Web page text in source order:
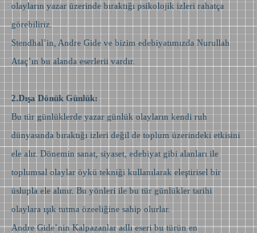
olayların yazar üzerinde bıraktığı psikolojik izleri rahatça
görebiliriz.
Stendhal’in, Andre Gide ve bizim edebiyatımızda Nurullah
Ataç’ın bu alanda eserlerii vardır.
2.Dışa Dönük Günlük:
Bu tür günlüklerde yazar günlük olayların kendi ruh
dünyasında bıraktığı izleri değil de toplum üzerindeki etkisini
ele alır. Dönemin sanat, siyaset, edebiyat gibi alanları ile
toplumsal olaylar öykü tekniği kullanılarak eleştirisel bir
üslupla ele alınır. Bu yönleri ile bu tür günlükler tarihi
olaylara ışık tutma özeeliğine sahip olurlar.
Andre Gide’nin Kalpazanlar adlı eseri bu türün en